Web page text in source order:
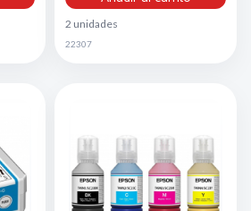
2 unidades
22307